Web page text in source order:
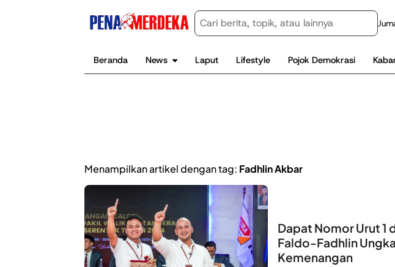
Beranda News Laput Lifestyle Pojok Demokrasi
Menampilkan artikel dengan tag: Fadhlin Akbar
Dapat Nomor Urut 1
Faldo-Fadhlin
Kemenangan